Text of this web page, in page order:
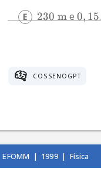
230 m e 0, 15.
COSSENOGPT
EFOMM | 1999 | Física